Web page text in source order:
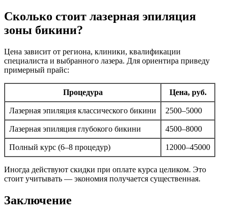
Сколько стоит лазерная эпиляция
зоны бикини?
Цена зависит от региона, клиники, квалификации
специалиста и выбранного лазера. Для ориентира приведу
примерный прайс:
Процедура Цена, руб.
Лазерная эпиляция классического бикини 2500–5000
Лазерная эпиляция глубокого бикини 4500–8000
Полный курс (6–8 процедур) 12000–45000
Иногда действуют скидки при оплате курса целиком. Это
стоит учитывать — экономия получается существенная.
Заключение